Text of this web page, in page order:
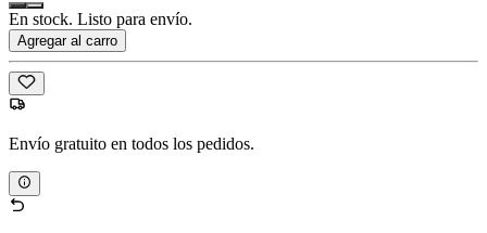
En stock. Listo para envío.
Agregar al carro
Envío gratuito en todos los pedidos.